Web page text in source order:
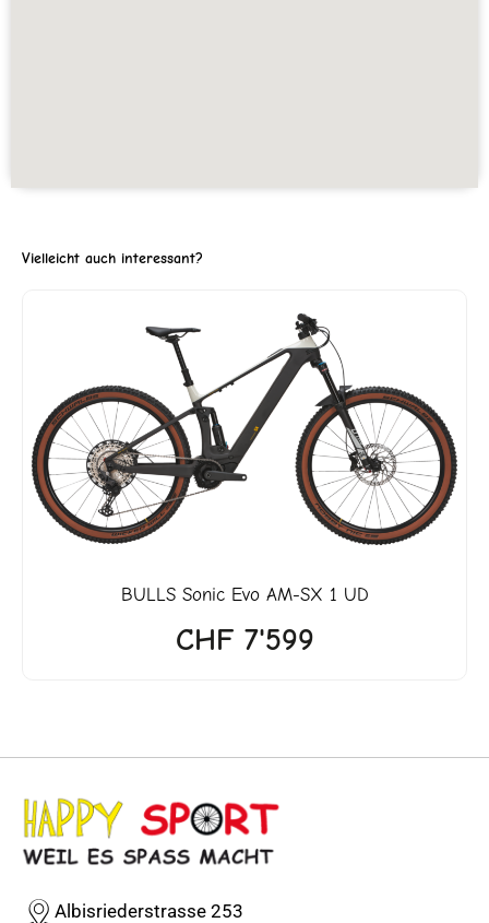
Vielleicht auch interessant?
BULLSSonic Evo AM-SX 1 UD
CHF7'599
Albisriederstrasse 253